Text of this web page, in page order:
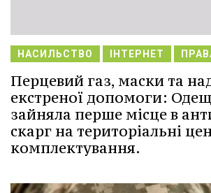
НАСИЛЬСТВО ІНТЕРНЕТ
Перцевий газ, маски та
екстреної допомоги:
зайняла перше місце в
скарг на територіальні
комплектування.